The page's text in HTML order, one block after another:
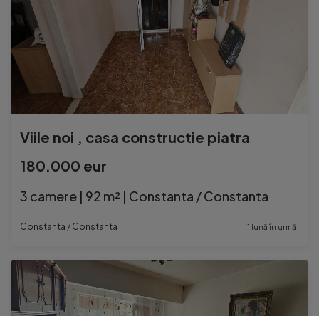
Viile noi , casa constructie piatra
180.000 eur
3 camere | 92 m² | Constanta / Constanta
Constanta / Constanta 1 lună în urmă